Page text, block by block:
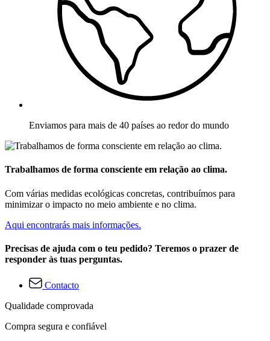
Enviamos para mais de 40 países ao redor do mundo
Trabalhamos de forma consciente em relação ao clima.
Com várias medidas ecológicas concretas, contribuímos para
minimizar o impacto no meio ambiente e no clima.
Aqui encontrarás mais informações.
Precisas de ajuda com o teu pedido? Teremos o prazer de
responder às tuas perguntas.
Contacto
Qualidade comprovada
Compra segura e confiável